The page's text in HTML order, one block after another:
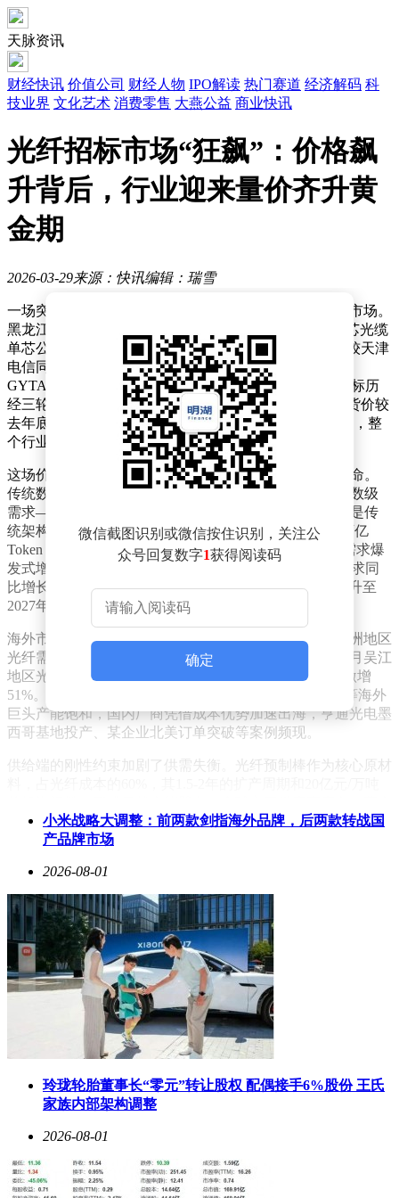
天脉资讯
财经快讯 价值公司 财经人物 IPO解读 热门赛道 经济解码 科
技业界 文化艺术 消费零售 大燕公益 商业快讯
光纤招标市场“狂飙”：价格飙
升背后，行业迎来量价齐升黄
金期
2026-03-29来源：快讯编辑：瑞雪
一场突如其来的光纤招标价格风暴，正在席卷国内通信市场。
黑龙江电信最新公布的应急采购公告显示，G.652.D 24芯光缆
单芯公里含税价飙升至130元，较四个月前暴涨178%，较天津
电信同期招标价更是高出239%。这并非个例，广东电信
GYTA-24芯光缆价格在两个月内实现翻倍，重庆电信招标历
经三轮调价才最终成交，涨幅达60%。普通单模光纤现货价较
去年底激增400%，高端特种光纤价格更是突破历史峰值，整
个行业陷入前所未有的量价齐升周期。
这场价格异动的根源，可追溯至2025年爆发的AI算力革命。
传统数据中心向AI超算中心的转型，催生出对光纤的指数级
需求——单个万卡GPU集群需要十万级光纤连接，用量是传
统架构的5-10倍。全球AI大模型日均调用量已突破140万亿
Token，较2024年增长超千倍，直接带动数据中心互联需求爆
发式增长。CRU预测显示，2025年全球数据中心光纤需求同
比增长75.9%，AI相关需求占比将从2024年的不足5%跃升至
2027年的35%。
海外市场同样成为重要增长极。北美、拉美、中东、非洲地区
光纤需求集体爆发，南京海关数据显示，2026年前两个月吴江
地区光缆出口额同比增长69.3%，头部企业海外订单量激增
51%。北美CSP数据中心供应链出现松动，康宁、藤仓等海外
巨头产能饱和，国内厂商凭借成本优势加速出海，亨通光电墨
西哥基地投产、某企业北美订单突破等案例频现。
供给端的刚性约束加剧了供需失衡。光纤预制棒作为核心原材
2025年二季度已满产，且2028年前无新增产能计划，甚至开始
从中国采购预制棒。国内四大厂商光棒产能合计4.8万吨/年，
里的全球缺口，预计2027年缺口率将进一步扩大至16.7%。
价格传导机制在产业链各环节清晰显现。普通单模光纤价格从
20元/芯公里飙升至105元，G.654.E特种光纤达240-260元/芯公
里，空芯光纤价格更是突破2.5万元/芯公里。由于预制棒成本
固定在35元/芯公里，价格上涨部分直接转化为毛利，单芯公
里毛利有望从行业底部的6元跃升至110元，增幅超17倍。长
飞、亨通等光棒自给率超70%的头部企业，将充分享受这轮价
资本市场已提前反应这场行业变局。2025年12月以来，光纤光
缆板块指数强势上扬，长飞光纤市值创历史新高，通鼎互联、
特发信息等多股涨停。海外市场同样表现活跃，Lumentum收
涨10%续创纪录，康宁、Coherent等光通信龙头集体跟涨。这
种景气红利并非均匀分布，光纤预制棒环节凭借技术壁垒和利
配AI数据中心、无人机等高端场景，展现出更强的盈利弹
性。
微信截图识别或微信按住识别，关注公
众号回复数字1获得阅读码
确定
小米战略大调整：前两款剑指海外品牌，后两款转战国
产品牌市场
2026-08-01
玲珑轮胎董事长“零元”转让股权 配偶接手6%股份 王氏
家族内部架构调整
2026-08-01